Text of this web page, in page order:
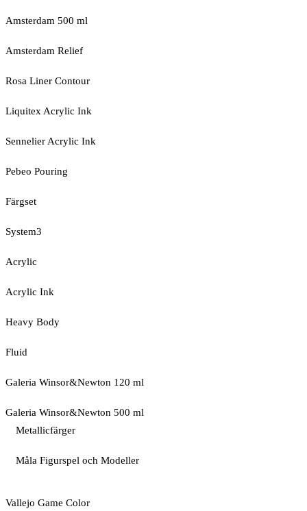
Amsterdam 500 ml
Amsterdam Relief
Rosa Liner Contour
Liquitex Acrylic Ink
Sennelier Acrylic Ink
Pebeo Pouring
Färgset
System3
Acrylic
Acrylic Ink
Heavy Body
Fluid
Galeria Winsor&Newton 120 ml
Galeria Winsor&Newton 500 ml
Metallicfärger
Måla Figurspel och Modeller
Vallejo Game Color